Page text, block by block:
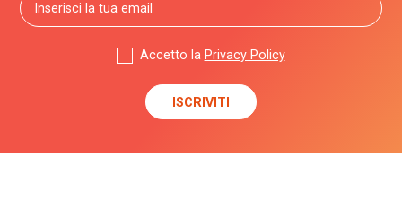
Accetto la Privacy Policy